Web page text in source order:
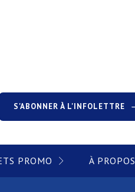
S'ABONNER À L'INFOLETTRE
PROMO À PROPOS